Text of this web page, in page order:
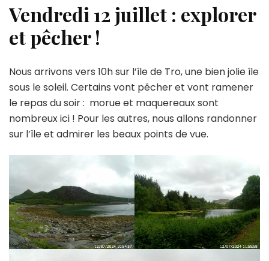
Vendredi 12 juillet : explorer
et pêcher !
Nous arrivons vers 10h sur l’île de Tro, une bien jolie île
sous le soleil. Certains vont pêcher et vont ramener
le repas du soir : morue et maquereaux sont
nombreux ici ! Pour les autres, nous allons randonner
sur l’île et admirer les beaux points de vue.